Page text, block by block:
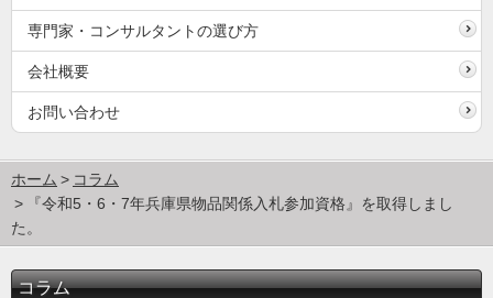
専門家・コンサルタントの選び方
会社概要
お問い合わせ
ホーム
コラム
『令和5・6・7年兵庫県物品関係入札参加資格』を取得しまし
た。
コラム